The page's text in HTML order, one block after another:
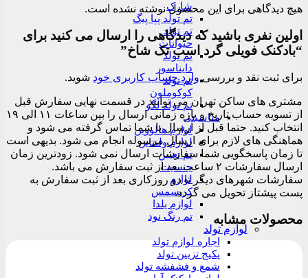
شارک
تم تولد پپا پیگ
تم تولد
حیوانات
تم تولد
دایناسور
تم تولد
کوکوملون
تم تولد لگو
مناسبتی
لوازم هالووین
لوازم ولنتاین
تم تعیین
جنسیت
لوازم
کریسمس
لوازم یلدا
تم رنگ نود
لوازم تولد
اجاره لوازم تولد
پکیج تزیین تولد
شمع و فشفشه تولد
هیچ دیدگاهی برای این محصول نوشته نشده است.
اولین نفری باشید که دیدگاهی را ارسال می کنید برای
“بادکنک فویلی گرد اسب تک شاخ”
برای ثبت نقد و بررسیوارد حساب کاربری خود شوید.
مشتری های ساکن تهران می توانید در قسمت نهایی سفارش قبل
از تسویه حساب تاریخ و بازه زمانی ارسال را بین ساعات ۱۱ الی ۱۹
انتخاب کنید. حتما قبل از ارسال با شما تماس گرفته می شود و
هماهنگی های لازم برای ارسال مرسوله انجام می شود. بدیهی است
تا زمان پاسخگویی شما سفارشات ارسال نمی شود. زودترین زمان
ارسال سفارشات ۲ ساعت بعد از ثبت سفارش می باشد.
سفارشات شهرهای دیگر تا دو روزکاری بعد از ثبت سفارش به
پست پیشتاز تحویل می گردد.
محصولات مشابه